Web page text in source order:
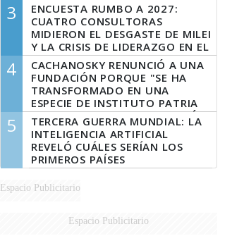
3
ENCUESTA RUMBO A 2027:
CUATRO CONSULTORAS
MIDIERON EL DESGASTE DE MILEI
Y LA CRISIS DE LIDERAZGO EN EL
PERONISMO
4
CACHANOSKY RENUNCIÓ A UNA
FUNDACIÓN PORQUE "SE HA
TRANSFORMADO EN UNA
ESPECIE DE INSTITUTO PATRIA
INCONDICIONAL DE LA GESTIÓN
DE MILEI"
5
TERCERA GUERRA MUNDIAL: LA
INTELIGENCIA ARTIFICIAL
REVELÓ CUÁLES SERÍAN LOS
PRIMEROS PAÍSES
LATINOAMERICANOS EN SER
DERROTADOS
Espacio Publicitario
Espacio Publicitario